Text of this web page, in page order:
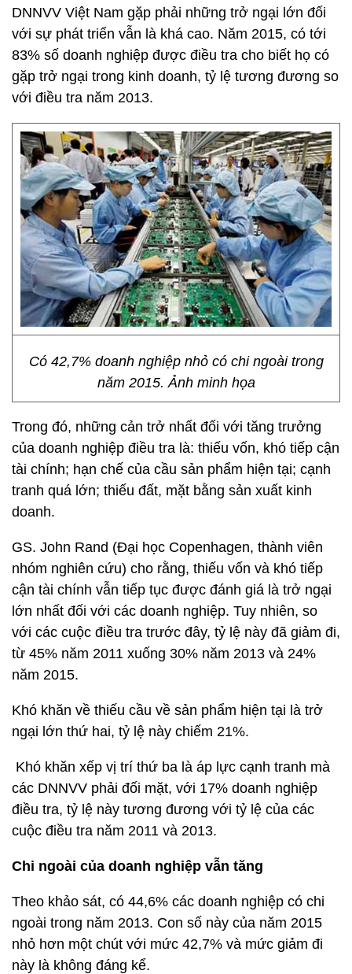
DNNVV Việt Nam gặp phải những trở ngại lớn đối
với sự phát triển vẫn là khá cao. Năm 2015, có tới
83% số doanh nghiệp được điều tra cho biết họ có
gặp trở ngại trong kinh doanh, tỷ lệ tương đương so
với điều tra năm 2013.
Có 42,7% doanh nghiệp nhỏ có chi ngoài trong
năm 2015. Ảnh minh họa
Trong đó, những cản trở nhất đối với tăng trưởng
của doanh nghiệp điều tra là: thiếu vốn, khó tiếp cận
tài chính; hạn chế của cầu sản phẩm hiện tại; cạnh
tranh quá lớn; thiếu đất, mặt bằng sản xuất kinh
doanh.
GS. John Rand (Đại học Copenhagen, thành viên
nhóm nghiên cứu) cho rằng, thiếu vốn và khó tiếp
cận tài chính vẫn tiếp tục được đánh giá là trở ngại
lớn nhất đối với các doanh nghiệp. Tuy nhiên, so
với các cuộc điều tra trước đây, tỷ lệ này đã giảm đi,
từ 45% năm 2011 xuống 30% năm 2013 và 24%
năm 2015.
Khó khăn về thiếu cầu về sản phẩm hiện tại là trở
ngại lớn thứ hai, tỷ lệ này chiếm 21%.
Khó khăn xếp vị trí thứ ba là áp lực cạnh tranh mà
các DNNVV phải đối mặt, với 17% doanh nghiệp
điều tra, tỷ lệ này tương đương với tỷ lệ của các
cuộc điều tra năm 2011 và 2013.
Chi ngoài của doanh nghiệp vẫn tăng
Theo khảo sát, có 44,6% các doanh nghiệp có chi
ngoài trong năm 2013. Con số này của năm 2015
nhỏ hơn một chút với mức 42,7% và mức giảm đi
này là không đáng kể.